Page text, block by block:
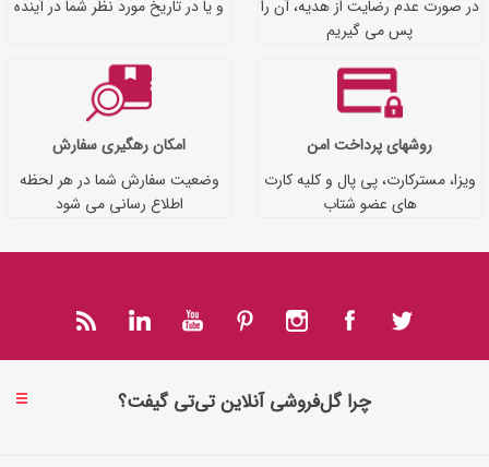
در صورت عدم رضایت از هدیه، آن را
پس می گیریم
و یا در تاریخ مورد نظر شما در آینده
روشهای پرداخت امن
ویزا، مسترکارت، پی پال و کلیه کارت
های عضو شتاب
امکان رهگیری سفارش
وضعیت سفارش شما در هر لحظه
اطلاع رسانی می شود
چرا گل‌فروشی آنلاین تی‌تی گیفت؟